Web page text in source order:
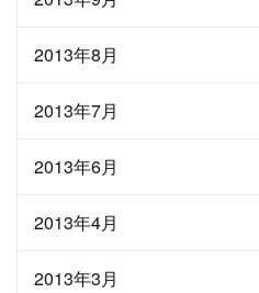
2013年8月
2013年7月
2013年6月
2013年4月
2013年3月